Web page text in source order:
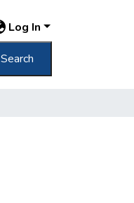
Log In
Search